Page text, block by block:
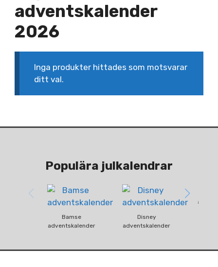
adventskalender
2026
Inga produkter hittades som motsvarar
ditt val.
Populära julkalendrar
Bamse
adventskalender
Disney
adventskalender